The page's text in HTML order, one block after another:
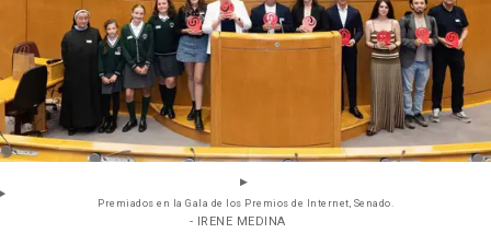
Premiados en la Gala de los Premios de Internet, Senado.
- IRENE MEDINA